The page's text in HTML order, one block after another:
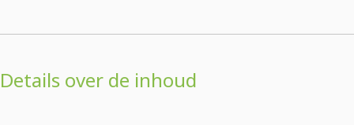
Details over de inhoud